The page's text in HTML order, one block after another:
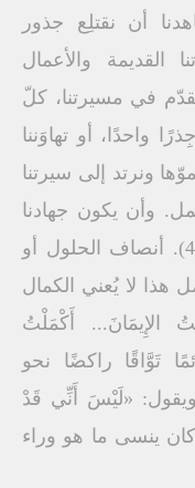
أن نقتلِع جذور
القديمة والأعمال
في مسيرتنا، كلّ
واحدًا، أو تهاوَننا
ونرتد إلى سيرتنا
وأن يكون جهادنا
«حَتَّى الدَّمِ ضِدَّ الْخَطِيَّةِ» (عب12: 4). أنصاف الحلول أو
هذا لا يُعني الكمال
أَكْمَلْتُ
كان دائمًا تَوَّاقًا راكضًا نحو
ويقول: «لَيْسَ أَنِّي قَدْ
كَامِلاً» (في3: 12)، وكان ينسى ما هو وراء